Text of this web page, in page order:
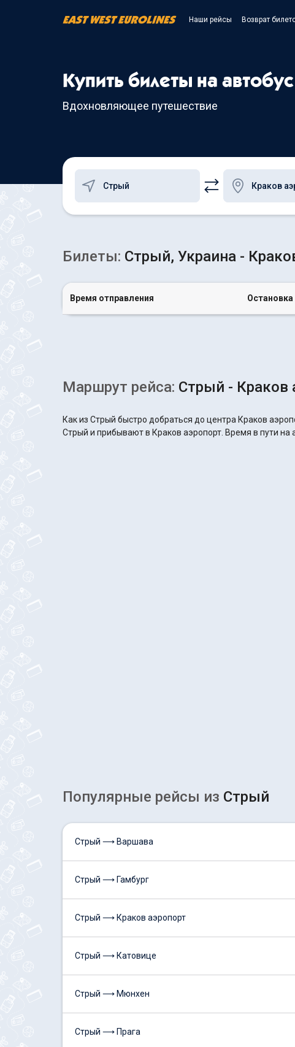
Наши рейсы Возврат
Купить билеты на
Вдохновляющее путешествие
Билеты: Стрый, Украина -
Время отправления Остановка
Маршрут рейса: Стрый - Краков
Как из Стрый быстро добраться до центра Краков
Стрый и прибывают в Краков аэропорт. Время в пути на
Популярные рейсы из Стрый
Стрый ⟶ Варшава
Стрый ⟶ Гамбург
Стрый ⟶ Краков аэропорт
Стрый ⟶ Катовице
Стрый ⟶ Мюнхен
Стрый ⟶ Прага